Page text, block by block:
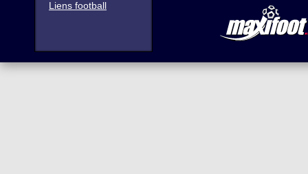
Liens football